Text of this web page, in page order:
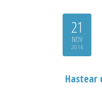
21
NOV
2016
Hastear